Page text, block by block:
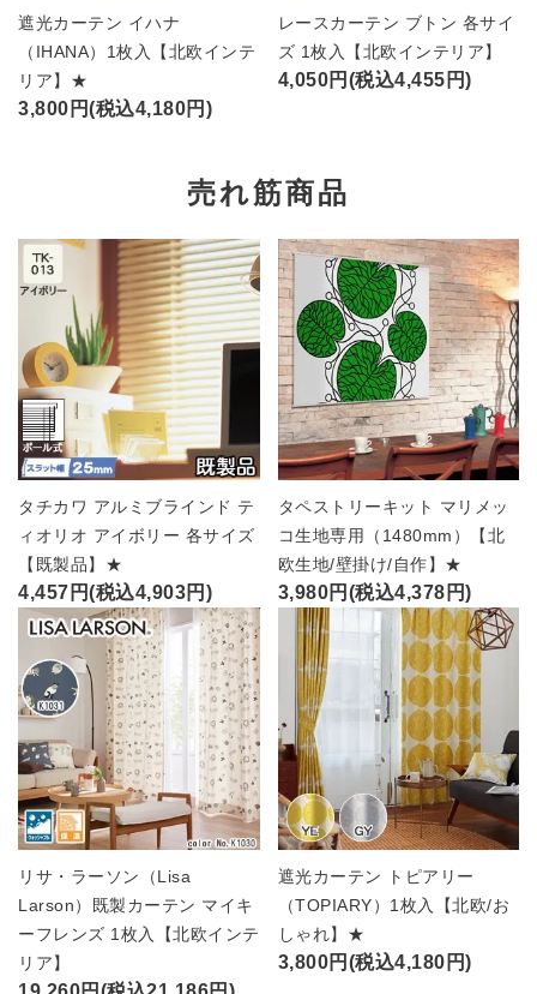
遮光カーテン イハナ
（IHANA）1枚入【北欧インテ
リア】★
3,800円(税込4,180円)
レースカーテン ブトン 各サイ
ズ 1枚入【北欧インテリア】
4,050円(税込4,455円)
売れ筋商品
タチカワ アルミブラインド テ
ィオリオ アイボリー 各サイズ
【既製品】★
4,457円(税込4,903円)
タペストリーキット マリメッ
コ生地専用（1480mm）【北
欧生地/壁掛け/自作】★
3,980円(税込4,378円)
リサ・ラーソン（Lisa
Larson）既製カーテン マイキ
ーフレンズ 1枚入【北欧インテ
リア】
遮光カーテン トピアリー
（TOPIARY）1枚入【北欧/お
しゃれ】★
3,800円(税込4,180円)